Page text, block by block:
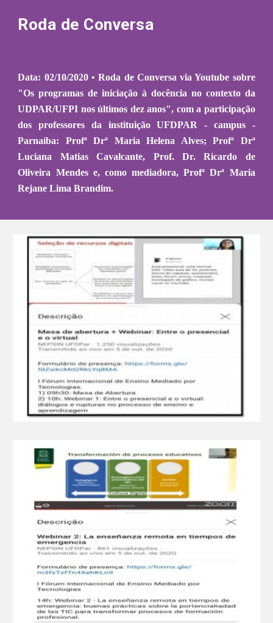
Roda de Conversa
Data: 02/10/2020 • Roda de Conversa via Youtube sobre
"Os programas de iniciação à docência no contexto da
UDPAR/UFPI nos últimos dez anos", com a participação
dos professores da instituição UFDPAR - campus -
Parnaíba: Profª Drª Maria Helena Alves; Profª Drª
Luciana Matias Cavalcante, Prof. Dr. Ricardo de
Oliveira Mendes e, como mediadora, Profª Drª Maria
Rejane Lima Brandim.